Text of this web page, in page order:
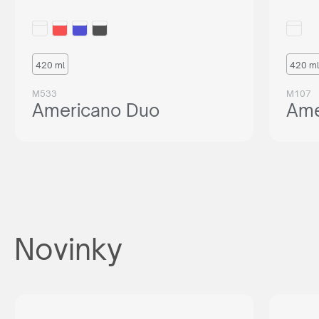
420 ml
M533
Americano Duo
420 ml
M107
Novinky